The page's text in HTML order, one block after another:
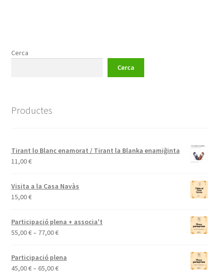
Cerca
Cerca
Productes
Tirant lo Blanc enamorat / Tirant la Blanka enamiĝinta
11,00€
Visita a la Casa Navàs
15,00€
Participació plena + associa't
55,00€– 77,00€Interval
Participació plena
45,00€– 65,00€Interval